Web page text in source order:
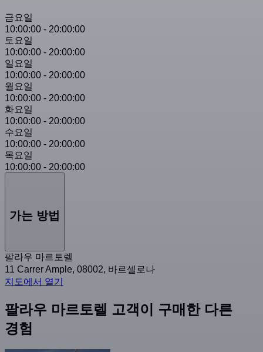
금요일
10:00:00 - 20:00:00
토요일
10:00:00 - 20:00:00
일요일
10:00:00 - 20:00:00
월요일
10:00:00 - 20:00:00
화요일
10:00:00 - 20:00:00
수요일
10:00:00 - 20:00:00
목요일
10:00:00 - 20:00:00
가는 방법
팔라우 마르토렐
11 Carrer Ample, 08002, 바르셀로나
지도에서 열기
팔라우 마르토렐 고객이 구매한 다른
경험